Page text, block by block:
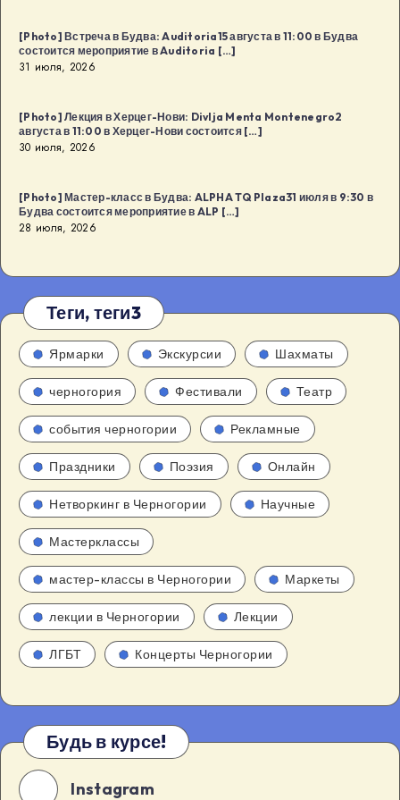
[Photo] Встреча в Будва: Auditoria15 августа в 11:00 в Будва
состоится мероприятие в Auditoria […]
31 июля, 2026
[Photo] Лекция в Херцег-Нови: Divlja Menta Montenegro2
августа в 11:00 в Херцег-Нови состоится […]
30 июля, 2026
[Photo] Мастер-класс в Будва: ALPHA TQ Plaza31 июля в 9:30 в
Будва состоится мероприятие в ALP […]
28 июля, 2026
Теги, теги3
Ярмарки Экскурсии Шахматы
черногория Фестивали Театр
события черногории Рекламные
Праздники Поэзия Онлайн
Нетворкинг в Черногории Научные
Мастерклассы
мастер-классы в Черногории Маркеты
лекции в Черногории Лекции
ЛГБТ Концерты Черногории
Будь в курсе!
Instagram